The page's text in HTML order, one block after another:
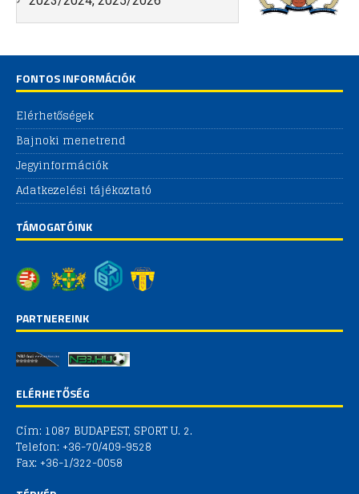
FONTOS INFORMÁCIÓK
Elérhetőségek
Bajnoki menetrend
Jegyinformációk
Adatkezelési tájékoztató
TÁMOGATÓINK
PARTNEREINK
ELÉRHETŐSÉG
Cím: 1087 BUDAPEST, SPORT U. 2.
Telefon: +36-70/409-9528
Fax: +36-1/322-0058